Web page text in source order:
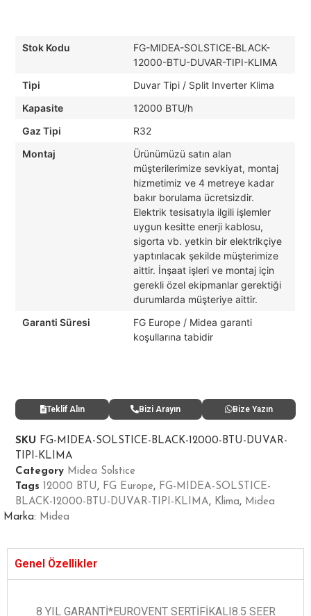
Stok Kodu
FG-MIDEA-SOLSTICE-BLACK-
12000-BTU-DUVAR-TIPI-KLIMA
Tipi
Duvar Tipi / Split Inverter Klima
Kapasite
12000 BTU/h
Gaz Tipi
R32
Montaj
Ürünümüzü satın alan
müşterilerimize sevkiyat, montaj
hizmetimiz ve 4 metreye kadar
bakır borulama ücretsizdir.
Elektrik tesisatıyla ilgili işlemler
uygun kesitte enerji kablosu,
sigorta vb. yetkin bir elektrikçiye
yaptırılacak şekilde müşterimize
aittir. İnşaat işleri ve montaj için
gerekli özel ekipmanlar gerektiği
durumlarda müşteriye aittir.
Garanti Süresi
FG Europe / Midea garanti
koşullarına tabidir
Teklif Alın Bizi Arayın Bize Yazın
SKU FG-MIDEA-SOLSTICE-BLACK-12000-BTU-DUVAR-
TIPI-KLIMA
Category Midea Solstice
Tags 12000 BTU, FG Europe, FG-MIDEA-SOLSTICE-
BLACK-12000-BTU-DUVAR-TIPI-KLIMA, Klima, Midea
Marka: Midea
Genel Özellikler
8 YIL GARANTİ*EUROVENT SERTİFİKALI8.5 SEER